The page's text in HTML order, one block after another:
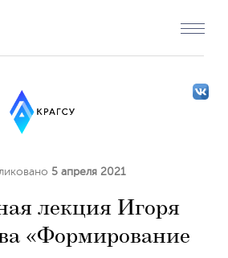
5 апреля 2021
лекция Игоря
«Формирование